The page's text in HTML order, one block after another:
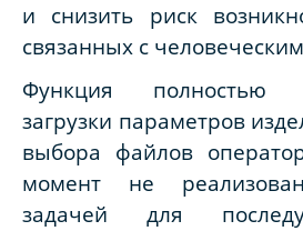
и снизить риск
связанных с
Функция полностью
загрузки параметров
выбора файлов
момент не
задачей для